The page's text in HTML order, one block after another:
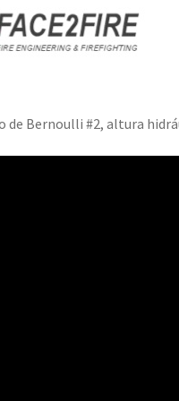
de Bernoulli #2, altura